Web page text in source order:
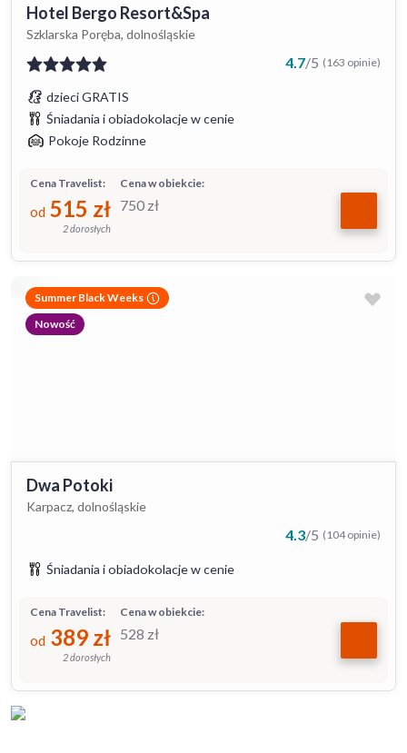
Hotel Bergo Resort&Spa
Szklarska Poręba, dolnośląskie
4.7/5 (163 opinie)
dzieci GRATIS
Śniadania i obiadokolacje w cenie
Pokoje Rodzinne
Cena w obiekcie:
750 zł
Cena Travelist:
od 515 zł
2 dorosłych
Summer Black Weeks
Nowość
Dwa Potoki
Karpacz, dolnośląskie
4.3/5 (104 opinie)
Śniadania i obiadokolacje w cenie
Cena w obiekcie:
528 zł
Cena Travelist:
od 389 zł
2 dorosłych